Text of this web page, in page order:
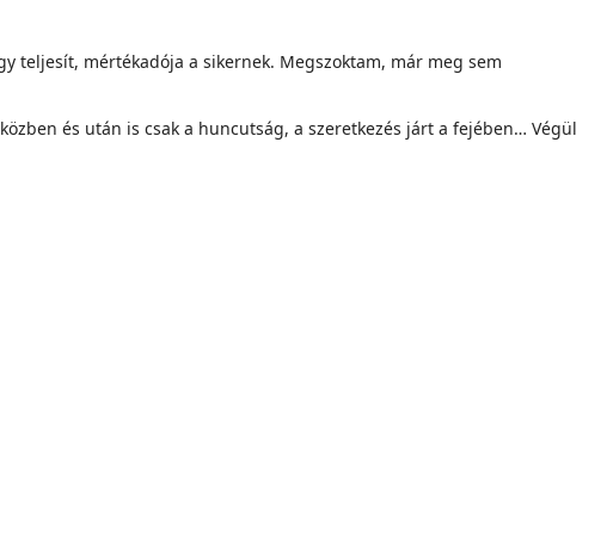
teljesít, mértékadója a sikernek. Megszoktam, már meg sem
és után is csak a huncutság, a szeretkezés járt a fejében… Végül